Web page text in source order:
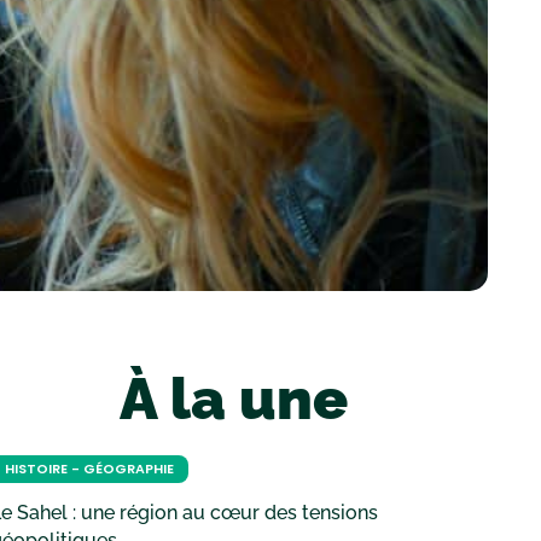
À la une
HISTOIRE - GÉOGRAPHIE
Sahel : une région au cœur des tensions